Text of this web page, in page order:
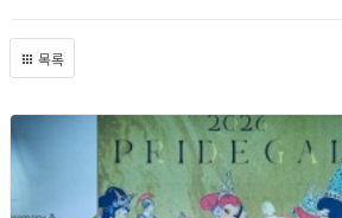
목록